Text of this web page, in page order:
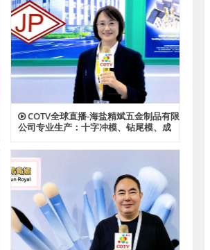
COTV全球直播-海盐精斌五金制品有限
公司专业生产：十字冲模、钻尾模、成
处理与表面氮化处理系列产品，设计创
新、匠心制造、款式多样，源头工厂，
欢迎大家光临！